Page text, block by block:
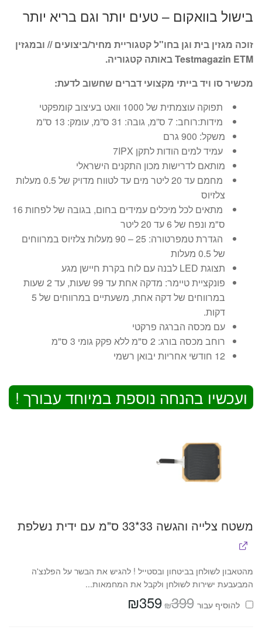
היה:
₪999.
הוא:
₪649.
בישול בוואקום – טעים יותר וגם בריא יותר
זוכה מגזין בית וגן בחו"ל קטגוריית מחיר/ביצועים // ובמגזין
Testmagazin ETM באותה קטגוריה.
מכשיר סו ויד בייתי מקצועי דברים שחשוב לדעת:
תפוקה עוצמתית של 1000 וואט בעיצוב קומפקטי
מידות:רוחב: 7 ס”מ, גובה: 31 ס”מ, עומק: 13 ס”מ
משקל: 900 גרם
עמיד למים הודות לתקן 7IPX
מותאם לדרישות מכון התקנים הישראלי
מחמם עד 20 ליטר מים עד לטווח מדויק של 0.5 מעלות
צלזיוס
מתאים לכל מיכלים עמידים בחום, בגובה של לפחות 16
ס"מ ונפח של 6 עד 20 ליטר
הגדרת טמפרטורה: 25 – 90 מעלות צלזיוס במרווחים
של 0.5 מעלות
תצוגת LED לבנה עם לוח בקרת חיישן מגע
פונקציית טיימר: מדקה אחת עד 99 שעות, עד 2 שעות
במרווחים של דקה אחת, משעתיים במרווחים של 5
דקות.
עם מכסה הברגה פרקטי
רוחב מכסה בורג: 2 ס"מ ללא פקק גומי 3 ס"מ
12 חודשי אחריות יבואן רשמי
ועכשיו בהנחה נוספת במיוחד עבורך !
משטח צלייה והגשה 33*33 ס"מ עם ידית נשלפת
מהטאבון לשולחן בביטחון ובסטייל ! להגיש את הבשר על הפלנצ'ה
המבעבעת ישירות לשולחן ולקבל את המחמאות...
להוסיף⁦⁩ עבור
₪399 המחיר
המקורי₪359